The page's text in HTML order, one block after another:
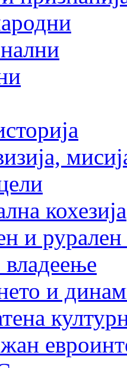
кохезија
и рурален
и